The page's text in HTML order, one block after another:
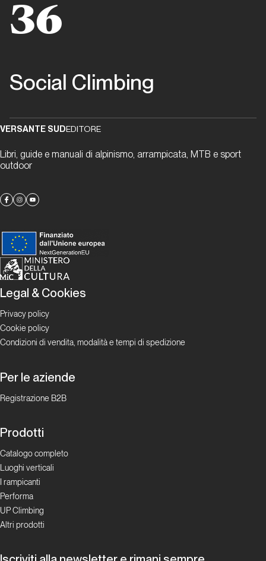
limite
8a.nu: un
riferimento
oltre 25
anni
Brocchi
Blocchi
La rivoluzione
NoGrip
La rivoluzione
social oggi
Magnus: il più
celebre youtuber
La rivoluzione social oggi
Climbing
Radio
social oggi
La rivoluzione
36
Social Climbing
VERSANTE SUDEDITORE
Libri, guide e manuali di alpinismo, arrampicata, MTB e sport
outdoor
Legal & Cookies
Privacy policy
Cookie policy
Condizioni di vendita, modalità e tempi di spedizione
Per le aziende
Registrazione B2B
Prodotti
Catalogo completo
Luoghi verticali
I rampicanti
Performa
UP Climbing
Altri prodotti